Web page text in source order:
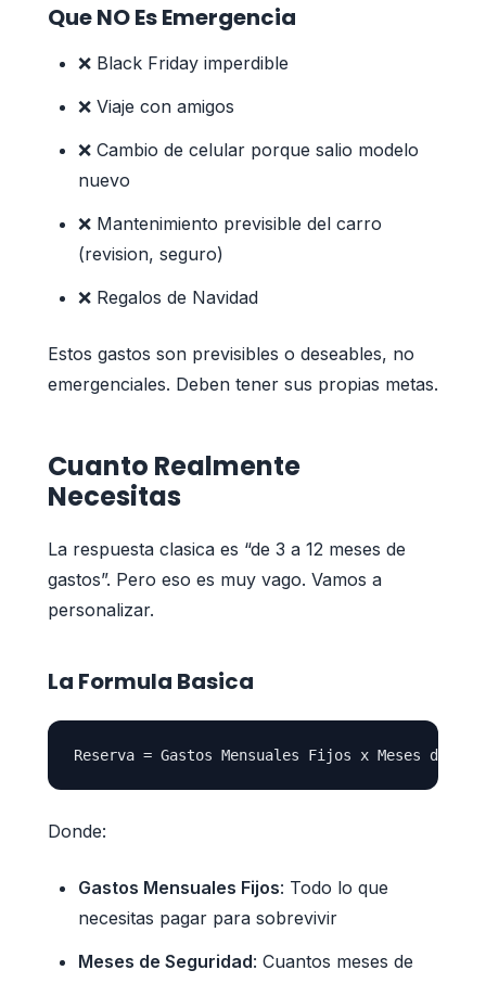
Que NO Es Emergencia
❌ Black Friday imperdible
❌ Viaje con amigos
❌ Cambio de celular porque salio modelo
nuevo
❌ Mantenimiento previsible del carro
(revision, seguro)
❌ Regalos de Navidad
Estos gastos son previsibles o deseables, no
emergenciales. Deben tener sus propias metas.
Cuanto Realmente
Necesitas
La respuesta clasica es “de 3 a 12 meses de
gastos”. Pero eso es muy vago. Vamos a
personalizar.
La Formula Basica
Donde:
Gastos Mensuales Fijos: Todo lo que
necesitas pagar para sobrevivir
Meses de Seguridad: Cuantos meses de